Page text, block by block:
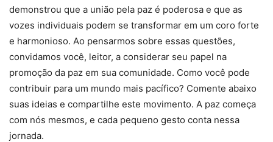
demonstrou que a união pela paz é poderosa e que as
vozes individuais podem se transformar em um coro forte
e harmonioso. Ao pensarmos sobre essas questões,
convidamos você, leitor, a considerar seu papel na
promoção da paz em sua comunidade. Como você pode
contribuir para um mundo mais pacífico? Comente abaixo
suas ideias e compartilhe este movimento. A paz começa
com nós mesmos, e cada pequeno gesto conta nessa
jornada.